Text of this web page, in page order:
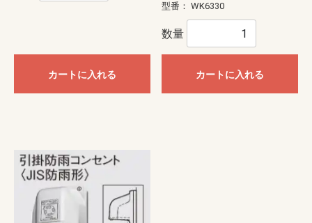
カートに入れる
型番： WK6330
数量
カートに入れる